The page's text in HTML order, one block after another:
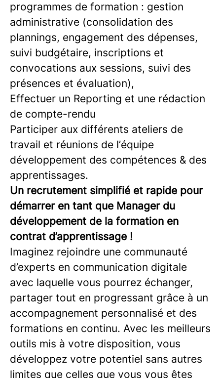
programmes de formation : gestion
administrative (consolidation des
plannings, engagement des dépenses,
suivi budgétaire, inscriptions et
convocations aux sessions, suivi des
présences et évaluation),
Effectuer un Reporting et une rédaction
de compte-rendu
Participer aux différents ateliers de
travail et réunions de l’équipe
développement des compétences & des
apprentissages.
Un recrutement simplifié et rapide pour
démarrer en tant que Manager du
développement de la formation en
contrat d’apprentissage !
Imaginez rejoindre une communauté
d’experts en communication digitale
avec laquelle vous pourrez échanger,
partager tout en progressant grâce à un
accompagnement personnalisé et des
formations en continu. Avec les meilleurs
outils mis à votre disposition, vous
développez votre potentiel sans autres
limites que celles que vous vous êtes